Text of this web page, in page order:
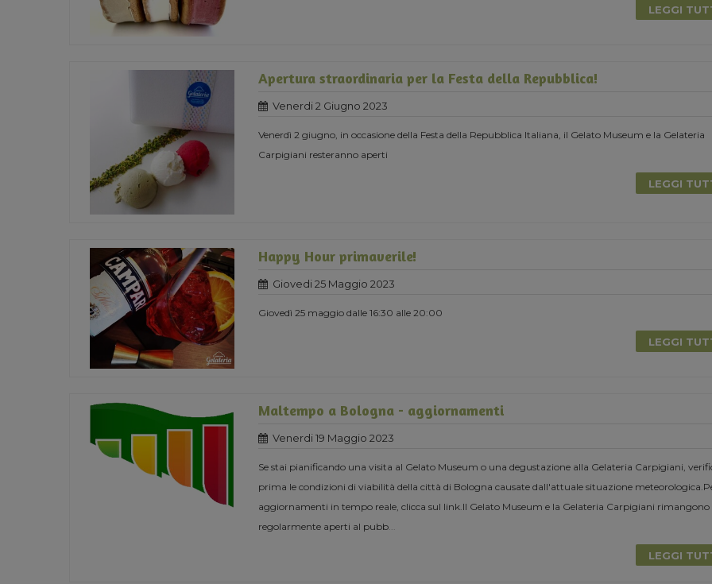
LEGGI
Apertura straordinaria per la Festa della Repubblica!
Venerdi 2 Giugno 2023
Venerdì 2 giugno, in occasione della Festa della Repubblica Italiana, il Gelato Museum e la Gelateria
Carpigiani resteranno aperti
LEGGI
Happy Hour primaverile!
Giovedi 25 Maggio 2023
Giovedì 25 maggio dalle 16:30 alle 20:00
LEGGI
Maltempo a Bologna - aggiornamenti
Venerdi 19 Maggio 2023
Se stai pianificando una visita al Gelato Museum o una degustazione alla Gelateria Carpigiani,
prima le condizioni di viabilità della città di Bologna causate dall'attuale situazione
aggiornamenti in tempo reale, clicca sul link.Il Gelato Museum e la Gelateria Carpigiani rimangono
regolarmente aperti al pubb...
LEGGI